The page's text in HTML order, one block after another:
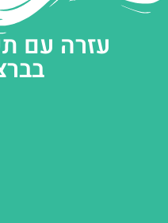
עזרה עם